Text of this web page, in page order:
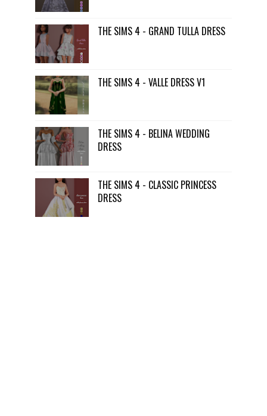
THE SIMS 4 - GRAND TULLA DRESS
THE SIMS 4 - VALLE DRESS V1
THE SIMS 4 - BELINA WEDDING
DRESS
THE SIMS 4 - CLASSIC PRINCESS
DRESS